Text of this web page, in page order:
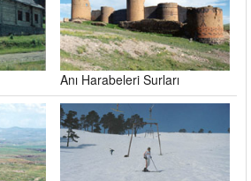
Anı Harabeleri Surları